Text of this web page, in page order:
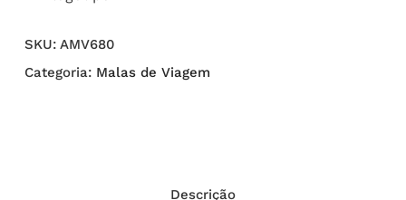
SKU: AMV680
Categoria: Malas de Viagem
Descrição